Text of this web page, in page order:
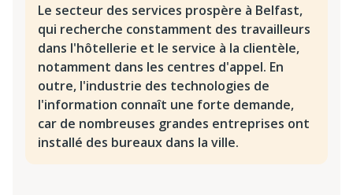
Le secteur des services prospère à Belfast,
qui recherche constamment des travailleurs
dans l'hôtellerie et le service à la clientèle,
notamment dans les centres d'appel. En
outre, l'industrie des technologies de
l'information connaît une forte demande,
car de nombreuses grandes entreprises ont
installé des bureaux dans la ville.